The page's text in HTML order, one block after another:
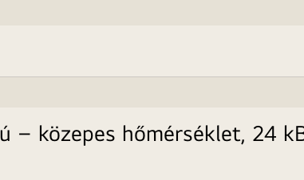
– közepes hőmérséklet, 24